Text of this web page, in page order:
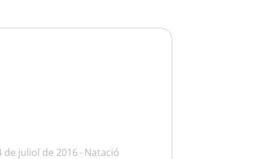
de juliol de 2016 Natació